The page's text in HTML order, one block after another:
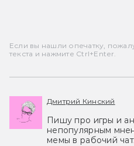
Если вы нашли опечатку,
текста и нажмите Ctrl+Enter.
Дмитрий Кинский
Пишу про игры и
непопулярным
мемы в рабочий чат.